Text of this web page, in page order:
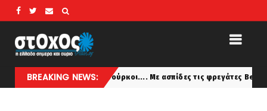
BREAKING NEWS:
Ελάτε τούρκοι.... Με ασπίδες τις φρεγάτες Belharra πρχωράει